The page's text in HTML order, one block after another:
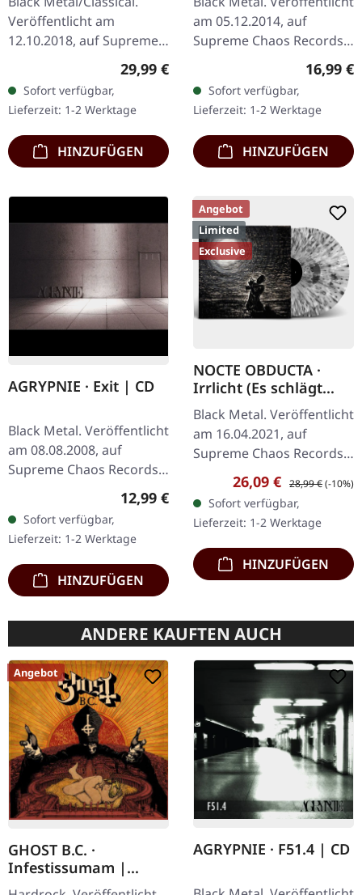
2LP+7" BUNDLE
Veröffentlicht am
12.10.2018, auf Supreme
Chaos Records. Schweres
180g Doppel-Vinyl im
Gatefold-Cover mit der
extra 7" Single…
Regulärer Preis:
29,99 €
Sofort verfügbar,
Lieferzeit: 1-2 Werktage
HINZUFÜGEN
am 05.12.2014, auf
Supreme Chaos Records.
Limitierte Auflage als
aufwändiger Dreifach-
Klapp-DigiPak mit 2 CDs:
The…
16,99 €
Sofort verfügbar,
Lieferzeit: 1-2 Werktage
HINZUFÜGEN
AGRYPNIE · Exit | CD
Black Metal. Veröffentlicht
am 08.08.2008, auf
Supreme Chaos Records.
CD im Jewelcase mit 12-
seitigem Booklet. Mit
AGRYPNIE bricht ex-
Nocte…
Regulärer Preis:
12,99 €
Sofort verfügbar,
Lieferzeit: 1-2 Werktage
HINZUFÜGEN
Angebot
Limited
Exclusive
NOCTE OBDUCTA ·
Irrlicht (Es schlägt
dem Mond ein kaltes
Herz) | SPLATTER 2LP
Black Metal. Veröffentlicht
am 16.04.2021, auf
Supreme Chaos Records.
Ultra Clear Doppel-Vinyl
mit grauen, weißen und
schwarzen Splatters im…
Verkaufspreis:
26,09 € Regulärer Preis:
28,99 €(-10%)
Sofort verfügbar,
Lieferzeit: 1-2 Werktage
HINZUFÜGEN
ANDERE KAUFTEN AUCH
Angebot
GHOST B.C. ·
Infestissumam |
DIGISLEEVE CD
AGRYPNIE · F51.4 | CD